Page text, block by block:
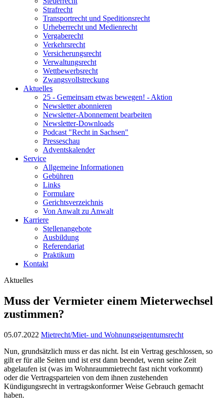
Strafrecht
Transportrecht und Speditionsrecht
Urheberrecht und Medienrecht
Vergaberecht
Verkehrsrecht
Versicherungsrecht
Verwaltungsrecht
Wettbewerbsrecht
Zwangsvollstreckung
Aktuelles
25 - Gemeinsam etwas bewegen! - Aktion
Newsletter abonnieren
Newsletter-Abonnement bearbeiten
Newsletter-Downloads
Podcast "Recht in Sachsen"
Presseschau
Adventskalender
Service
Allgemeine Informationen
Gebühren
Links
Formulare
Gerichtsverzeichnis
Von Anwalt zu Anwalt
Karriere
Stellenangebote
Ausbildung
Referendariat
Praktikum
Kontakt
Aktuelles
Muss der Vermieter einem Mieterwechsel
zustimmen?
05.07.2022 Mietrecht/Miet- und Wohnungseigentumsrecht
Nun, grundsätzlich muss er das nicht. Ist ein Vertrag geschlossen, so
gilt er für alle Seiten und ist erst dann beendet, wenn seine Zeit
abgelaufen ist (was im Wohnraummietrecht fast nicht vorkommt)
oder die Vertragsparteien von dem ihnen zustehenden
Kündigungsrecht in vertragskonformer Weise Gebrauch gemacht
haben.